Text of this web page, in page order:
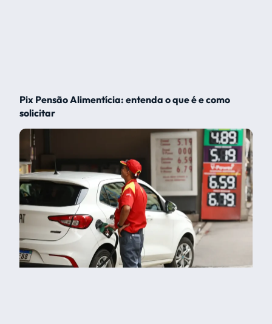
Pix Pensão Alimentícia: entenda o que é e como
solicitar